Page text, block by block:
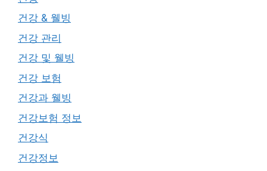
건강 & 웰빙
건강 관리
건강 및 웰빙
건강 보험
건강과 웰빙
건강보험 정보
건강식
건강정보